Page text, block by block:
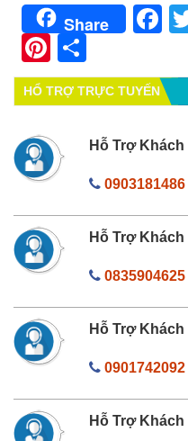
Share
Pinterest
HỔ TRỢ TRỰC TUYẾN
Hỗ Trợ
0903181486
Hỗ Trợ
0835904625
Hỗ Trợ
0901742092
Hỗ Trợ